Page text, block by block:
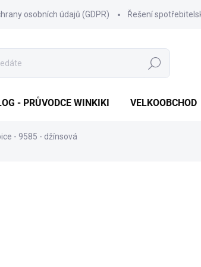
osobních údajů (GDPR) Řešení
Hledat
- PRŮVODCE WINKIKI VELKOOBCHOD
- 9585 - džínsová